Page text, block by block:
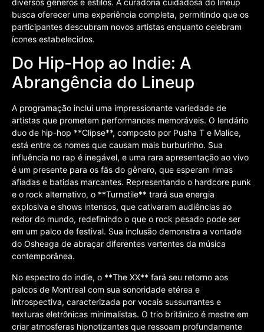
diversos gêneros e estilos. A curadoria cuidadosa do lineup
busca oferecer uma experiência completa, permitindo que os
participantes descubram novos artistas enquanto celebram
ícones estabelecidos.
Do Hip-Hop ao Indie: A
Abrangência do Lineup
A programação inclui uma impressionante variedade de
artistas que prometem performances memoráveis. O lendário
duo de hip-hop **Clipse**, composto por Pusha T e Malice,
está entre os nomes que causam mais burburinho. Sua
influência no rap é inegável, e uma rara apresentação ao vivo
é um presente para os fãs do gênero, que esperam rimas
afiadas e batidas marcantes. Representando o hardcore punk
e o rock alternativo, o **Turnstile** trará sua energia
explosiva e shows intensos, que cativaram audiências ao
redor do mundo, redefinindo o que o rock pesado pode ser
em um palco de festival. Sua inclusão demonstra a vontade
do Osheaga de abraçar diferentes vertentes da música
contemporânea.
No espectro do indie, o **The XX** fará seu retorno aos
palcos de Montreal com sua sonoridade etérea e
introspectiva, caracterizada por vocais sussurrantes e
texturas eletrônicas minimalistas. O trio britânico é mestre em
criar atmosferas hipnotizantes que ressoam profundamente